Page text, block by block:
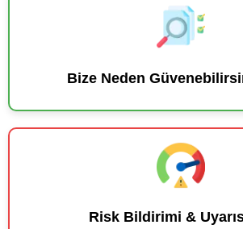
Bize Neden
Risk Bildirimi &